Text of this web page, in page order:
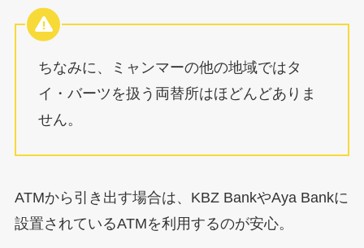
ちなみに、ミャンマーの他の地域ではタ
イ・バーツを扱う両替所はほどんどありま
せん。
ATMから引き出す場合は、KBZ BankやAya Bankに
設置されているATMを利用するのが安心。